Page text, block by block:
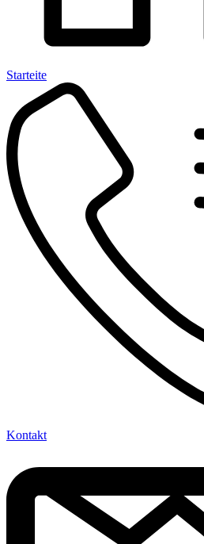
Starteite
Kontakt